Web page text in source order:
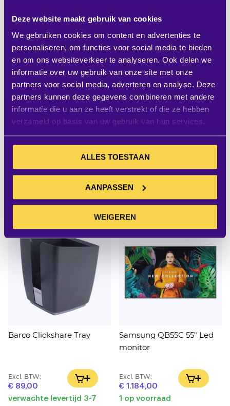
Deze website maakt gebruik van cookies
We gebruiken cookies om content en advertenties te
personaliseren, om functies voor social media te bieden
en om ons websiteverkeer te analyseren. Ook delen we
informatie over uw gebruik van onze site met onze
partners voor social media, adverteren en analyse. Deze
partners kunnen deze gegevens combineren met andere
informatie die u aan ze heeft verstrekt of die ze hebben
verzameld op basis van uw gebruik van hun services.
ALLES TOESTAAN
AANPASSEN
WEIGEREN
Samsung OM55B 55"
Window Display
Excl. BTW:
€ 3.730,65
IN WINKELWAGEN
verwachte levertijd 3-7
werkdagen
Samsung 55HAU8000
55"Hotel TV
€ 846,15
IN
verwachte levertijd 3-7
werkdagen
Barco Clickshare Tray
Excl. BTW:
€ 89,00
IN WINKELWAGEN
verwachte levertijd 3-7
Samsung QB55C 55" Led
monitor
Excl. BTW:
€ 1.184,00
IN
1 op voorraad